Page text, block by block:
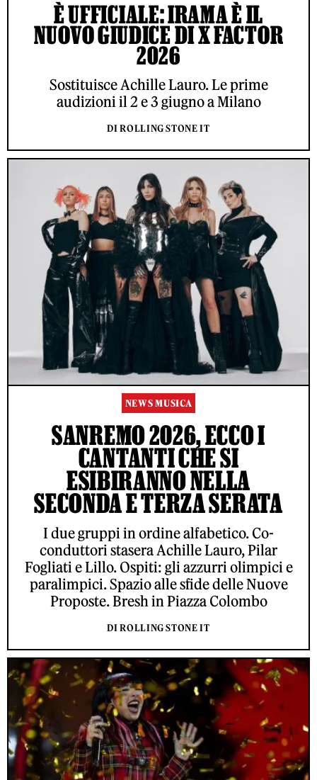
È UFFICIALE: IRAMA È IL
NUOVO GIUDICE DI X FACTOR
2026
Sostituisce Achille Lauro. Le prime
audizioni il 2 e 3 giugno a Milano
DI ROLLING STONE IT
NEWS MUSICA
SANREMO 2026, ECCO I
CANTANTI CHE SI
ESIBIRANNO NELLA
SECONDA E TERZA SERATA
I due gruppi in ordine alfabetico. Co-
conduttori stasera Achille Lauro, Pilar
Fogliati e Lillo. Ospiti: gli azzurri olimpici e
paralimpici. Spazio alle sfide delle Nuove
Proposte. Bresh in Piazza Colombo
DI ROLLING STONE IT